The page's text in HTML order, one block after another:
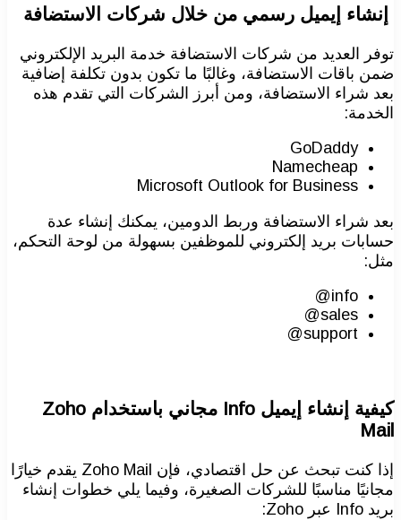
إنشاء إيميل رسمي من خلال شركات الاستضافة
توفر العديد من شركات الاستضافة خدمة البريد الإلكتروني
ضمن باقات الاستضافة، وغالبًا ما تكون بدون تكلفة إضافية
بعد شراء الاستضافة، ومن أبرز الشركات التي تقدم هذه
الخدمة:
GoDaddy
Namecheap
Microsoft Outlook for Business
بعد شراء الاستضافة وربط الدومين، يمكنك إنشاء عدة
حسابات بريد إلكتروني للموظفين بسهولة من لوحة التحكم،
مثل:
info@
sales@
support@
كيفية إنشاء إيميل Info مجاني باستخدام Zoho
Mail
إذا كنت تبحث عن حل اقتصادي، فإن Zoho Mail يقدم خيارًا
مجانيًا مناسبًا للشركات الصغيرة، وفيما يلي خطوات إنشاء
بريد Info عبر Zoho: